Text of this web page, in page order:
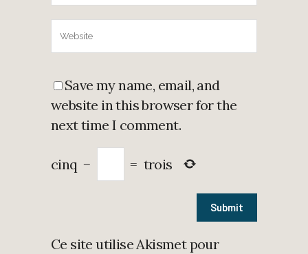
Save my name, email, and
website in this browser for the
next time I comment.
cinq − = trois
Ce site utilise Akismet pour